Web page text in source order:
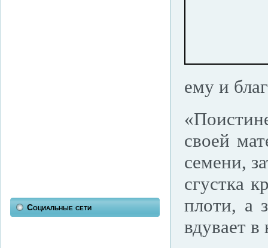
Социальные сети
ему и
своей
семени,
сгустка
плоти, а
вдувает в